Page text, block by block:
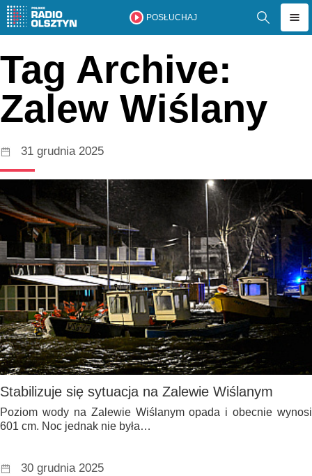
POSŁUCHAJ
Tag Archive:
Zalew Wiślany
31 grudnia 2025
Stabilizuje się sytuacja na Zalewie Wiślanym
Poziom wody na Zalewie Wiślanym opada i obecnie wynosi
601 cm. Noc jednak nie była…
30 grudnia 2025